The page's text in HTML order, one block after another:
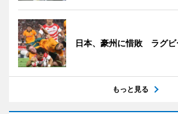
日本、豪州に惜敗 ラグビ
もっと見る